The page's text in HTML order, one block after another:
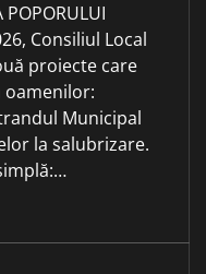
POPORULUI
Consiliul Local
proiecte care
oamenilor:
Municipal
la salubrizare.